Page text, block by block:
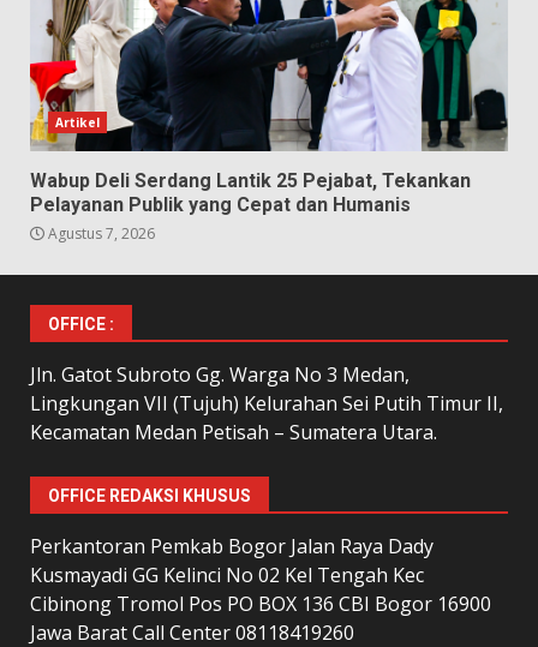
Artikel
Wabup Deli Serdang Lantik 25 Pejabat, Tekankan
Pelayanan Publik yang Cepat dan Humanis
Agustus 7, 2026
OFFICE :
Jln. Gatot Subroto Gg. Warga No 3 Medan,
Lingkungan VII (Tujuh) Kelurahan Sei Putih Timur II,
Kecamatan Medan Petisah – Sumatera Utara.
OFFICE REDAKSI KHUSUS
Perkantoran Pemkab Bogor Jalan Raya Dady
Kusmayadi GG Kelinci No 02 Kel Tengah Kec
Cibinong Tromol Pos PO BOX 136 CBI Bogor 16900
Jawa Barat Call Center 08118419260